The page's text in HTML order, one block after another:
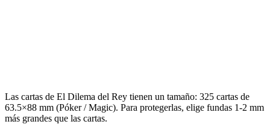
Las cartas de El Dilema del Rey tienen un tamaño: 325 cartas de
63.5×88 mm (Póker / Magic). Para protegerlas, elige fundas 1-2 mm
más grandes que las cartas.